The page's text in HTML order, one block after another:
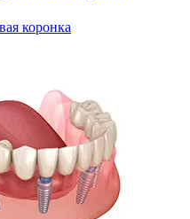
коронка